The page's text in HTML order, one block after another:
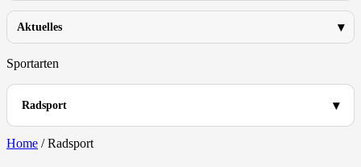
Aktuelles
Sportarten
Radsport
Home / Radsport